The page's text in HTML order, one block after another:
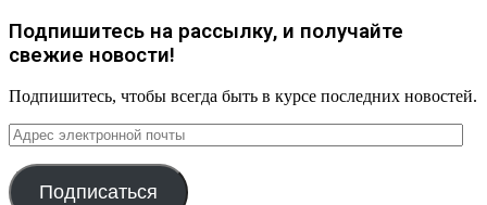
Подпишитесь на рассылку, и получайте
свежие новости!
Подпишитесь, чтобы всегда быть в курсе последних новостей.
Адрес
электронной
почты
Подписаться